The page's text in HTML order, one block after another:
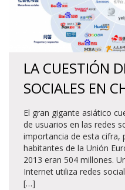
LA CUESTIÓN
SOCIALES EN
El gran gigante asiático
de usuarios en las redes
importancia de esta cifra,
habitantes de la Unión
2013 eran 504 millones.
Internet utiliza redes
[…]